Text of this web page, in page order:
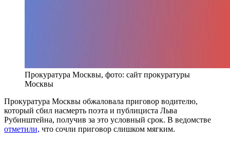
Прокуратура Москвы, фото: сайт прокуратуры
Москвы
Прокуратура Москвы обжаловала приговор водителю,
который сбил насмерть поэта и публициста Льва
Рубинштейна, получив за это условный срок. В ведомстве
отметили, что сочли приговор слишком мягким.